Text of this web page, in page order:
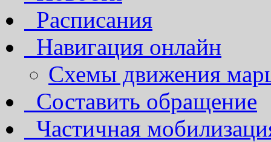
Расписания
Навигация онлайн
Схемы движения
Составить обращение
Частичная